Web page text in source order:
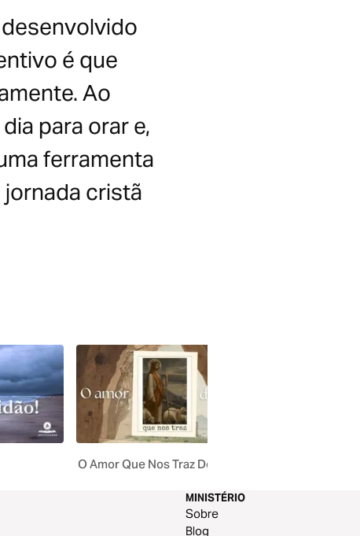
desenvolvido
é que
Ao
para orar e,
ferramenta
cristã
O Amor Que Nos Traz De Volta
MINISTÉRIO
Sobre
Blog